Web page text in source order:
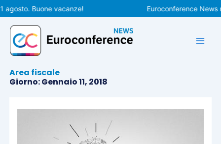
Vai
al
contenuto
Buone vacanze! Euroconference News
Area fiscale
Giorno: Gennaio 11, 2018